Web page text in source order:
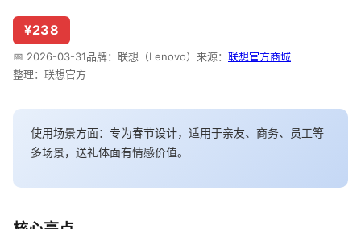
¥238
📅 2026-03-31品牌：联想（Lenovo） 来源： 联想官方商城
整理：联想官方
使用场景方面：专为春节设计，适用于亲友、商务、员工等
多场景，送礼体面有情感价值。